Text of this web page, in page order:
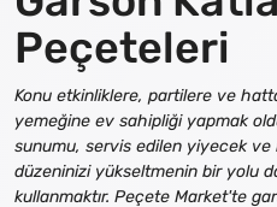
Peçeteleri
Konu etkinliklere, partilere ve
yemeğine ev sahipliği yapmak
sunumu, servis edilen yiyecek
düzeninizi yükseltmenin bir yolu
kullanmaktır. Peçete Market'te